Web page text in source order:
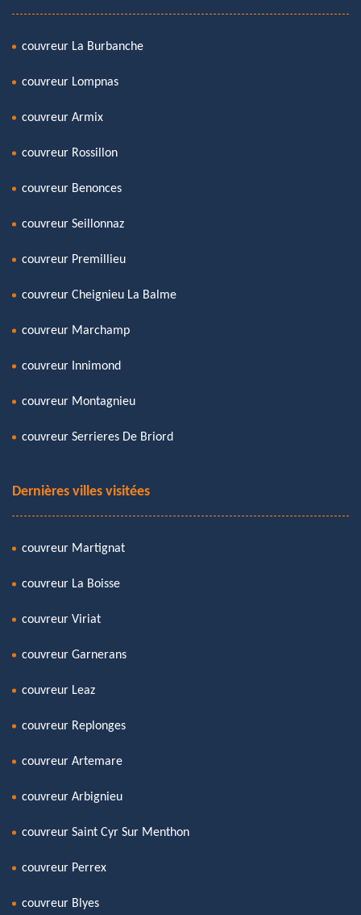
couvreur La Burbanche
couvreur Lompnas
couvreur Armix
couvreur Rossillon
couvreur Benonces
couvreur Seillonnaz
couvreur Premillieu
couvreur Cheignieu La Balme
couvreur Marchamp
couvreur Innimond
couvreur Montagnieu
couvreur Serrieres De Briord
Dernières villes visitées
couvreur Martignat
couvreur La Boisse
couvreur Viriat
couvreur Garnerans
couvreur Leaz
couvreur Replonges
couvreur Artemare
couvreur Arbignieu
couvreur Saint Cyr Sur Menthon
couvreur Perrex
couvreur Blyes